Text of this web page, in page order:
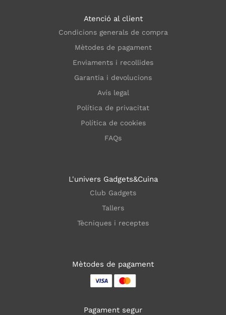
Atenció al client
Condicions generals de compra
Mètodes de pagament
Enviaments i recollides
Garantia i devolucions
Avís legal
Política de privacitat
Política de cookies
FAQs
L'univers Gadgets&Cuina
Club Gadgets
Tallers
Tècniques i receptes
Mètodes de pagament
Pagament segur